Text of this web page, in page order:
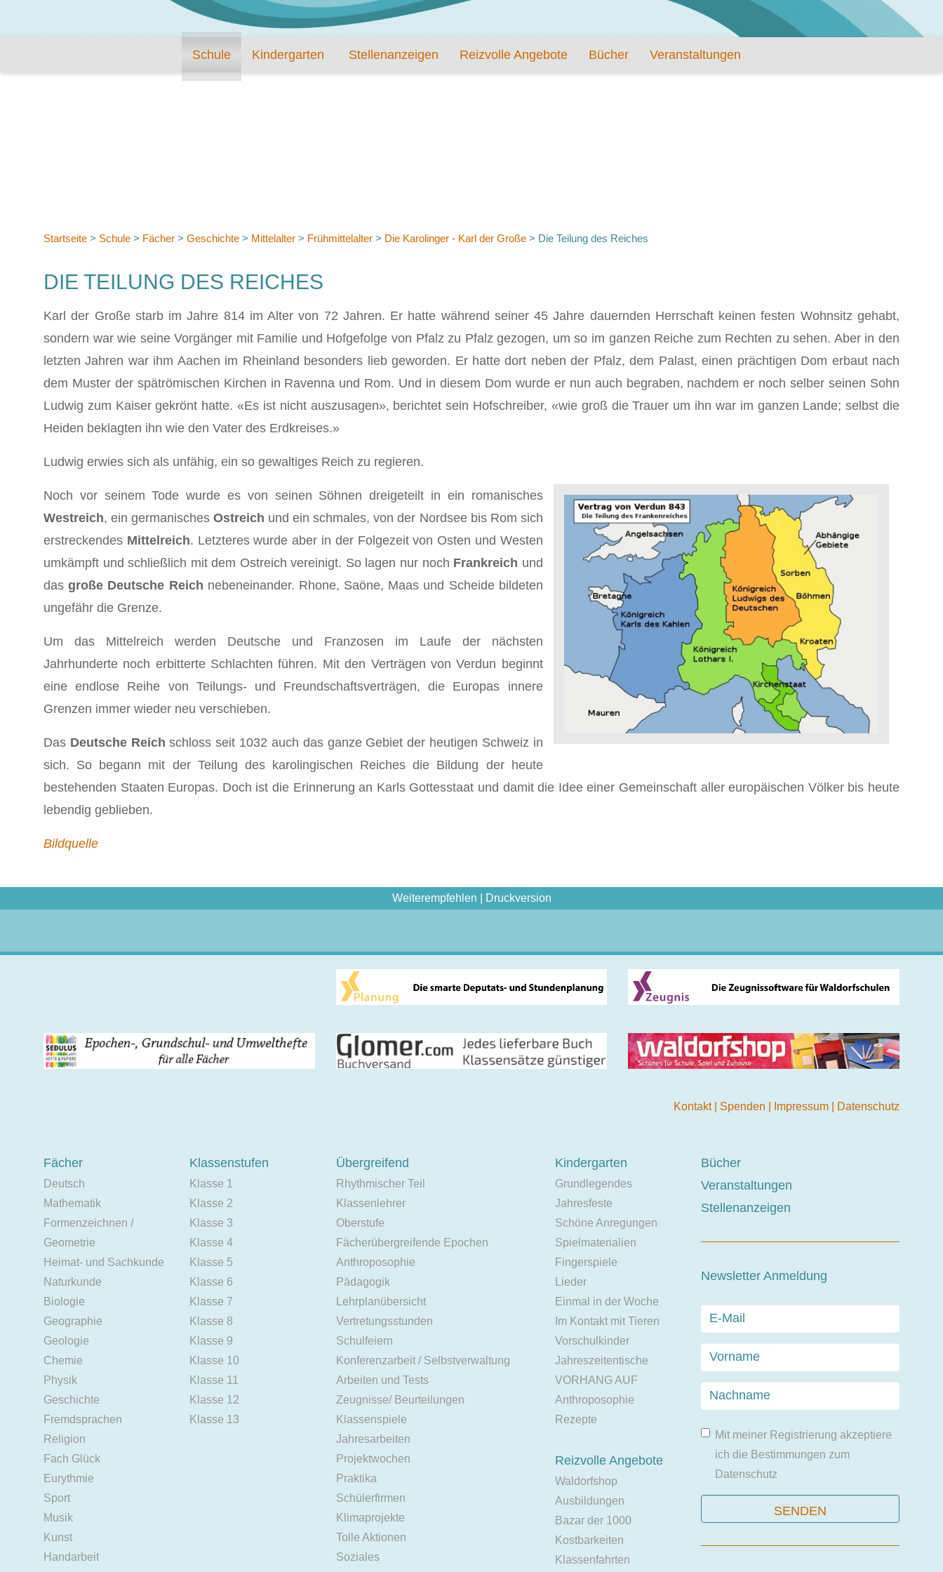
Schule Kindergarten Stellenanzeigen Reizvolle Angebote Bücher Veranstaltungen
Startseite > Schule > Fächer > Geschichte > Mittelalter > Frühmittelalter > Die Karolinger - Karl der Große > Die Teilung des Reiches
DIE TEILUNG DES REICHES
Karl der Große starb im Jahre 814 im Alter von 72 Jahren. Er hatte während seiner 45 Jahre dauernden Herrschaft keinen festen Wohnsitz gehabt,
sondern war wie seine Vorgänger mit Familie und Hofgefolge von Pfalz zu Pfalz gezogen, um so im ganzen Reiche zum Rechten zu sehen. Aber in den
letzten Jahren war ihm Aachen im Rheinland besonders lieb geworden. Er hatte dort neben der Pfalz, dem Palast, einen prächtigen Dom erbaut nach
dem Muster der spät­römischen Kirchen in Ravenna und Rom. Und in diesem Dom wurde er nun auch begraben, nachdem er noch selber seinen Sohn
Ludwig zum Kaiser gekrönt hatte. «Es ist nicht auszusagen», berichtet sein Hofschreiber, «wie groß die Trauer um ihn war im ganzen Lande; selbst die
Heiden beklagten ihn wie den Vater des Erdkreises.»
Ludwig erwies sich als unfähig, ein so gewaltiges Reich zu regie­ren.
Noch vor seinem Tode wurde es von seinen Söhnen dreigeteilt in ein romanisches
Westreich, ein germanischesOstreich und ein schmales, von der Nordsee bis Rom sich
erstreckendes Mittelreich. Letzteres wurde aber in der Folgezeit von Osten und Westen
um­kämpft und schließlich mit dem Ostreich vereinigt. So lagen nur noch Frankreich und
dasgroße Deutsche Reich nebeneinander. Rhone, Saöne, Maas und Scheide bildeten
ungefähr die Grenze.
Um das Mittelreich werden Deutsche und Franzosen im Laufe der nächsten
Jahrhunderte noch erbitterte Schlachten führen. Mit den Verträgen von Verdun beginnt
eine endlose Reihe von Teilungs- und Freundschaftsverträgen, die Europas innere
Grenzen immer wieder neu verschieben.
Das Deutsche Reich schloss seit 1032 auch das ganze Gebiet der heutigen Schweiz in
sich. So begann mit der Teilung des karolingischen Reiches die Bildung der heute
bestehenden Staaten Europas. Doch ist die Erinnerung an Karls Gottesstaat und damit die Idee einer Gemeinschaft aller euro­päischen Völker bis heute
lebendig geblieben.
Bildquelle
Weiterempfehlen Druckversion
Kontakt Spenden Impressum Datenschutz
Fächer
Deutsch
Mathematik
Formenzeichnen /
Geometrie
Heimat- und Sachkunde
Naturkunde
Biologie
Geographie
Geologie
Chemie
Physik
Geschichte
Fremdsprachen
Religion
Fach Glück
Eurythmie
Sport
Musik
Kunst
Handarbeit
Klassenstufen
Klasse 1
Klasse 2
Klasse 3
Klasse 4
Klasse 5
Klasse 6
Klasse 7
Klasse 8
Klasse 9
Klasse 10
Klasse 11
Klasse 12
Klasse 13
Übergreifend
Rhythmischer Teil
Klassenlehrer
Oberstufe
Fächerübergreifende Epochen
Anthroposophie
Pädagogik
Lehrplanübersicht
Vertretungsstunden
Schulfeiern
Konferenzarbeit / Selbstverwaltung
Arbeiten und Tests
Zeugnisse/ Beurteilungen
Klassenspiele
Jahresarbeiten
Projektwochen
Praktika
Schülerfirmen
Klimaprojekte
Tolle Aktionen
Soziales
Kindergarten
Grundlegendes
Jahresfeste
Schöne Anregungen
Spielmaterialien
Fingerspiele
Lieder
Einmal in der Woche
Im Kontakt mit Tieren
Vorschulkinder
Jahreszeitentische
VORHANG AUF
Anthroposophie
Rezepte
Reizvolle Angebote
Waldorfshop
Ausbildungen
Bazar der 1000
Kostbarkeiten
Klassenfahrten
Bücher
Veranstaltungen
Stellenanzeigen
Newsletter Anmeldung
Mit meiner Registrierung akzeptiere
ich die Bestimmungen zum
Datenschutz